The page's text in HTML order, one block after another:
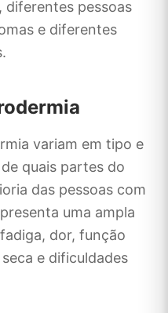
diferentes pessoas
e diferentes
variam em tipo e
quais partes do
das pessoas com
uma ampla
dor, função
e dificuldades